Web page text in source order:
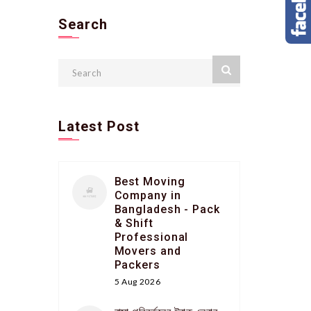
Search
Latest Post
Best Moving
Company in
Bangladesh - Pack
& Shift
Professional
Movers and
Packers
5 Aug 2026